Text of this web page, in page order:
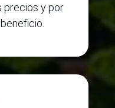
precios y por